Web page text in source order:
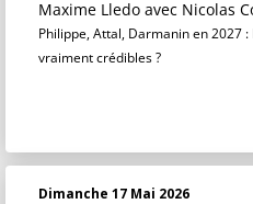
Maxime Lledo avec Nicolas
Philippe, Attal, Darmanin en 2027
vraiment crédibles ?
Dimanche 17 Mai 2026